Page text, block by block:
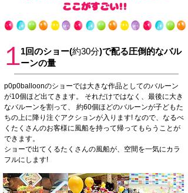
​ここがすごい!!
１1回のショー(​約30分)で配る圧倒的なバル
ーンの量
p0p0balloonのショーでは大きな作品としてのバルーン
が10個ほど出てきます。 それだけではなく、最後に大き
なバルーンを割って、 約60個ほどのバルーンが子どもた
ちの上に降り注ぐアクションが入ります! なので、なるべ
くたくさんのお客様に風船を持って帰ってもらうことが
できます。
ショーで出てくるたくさんの風船が、空間を一気にカラ
フルにします!